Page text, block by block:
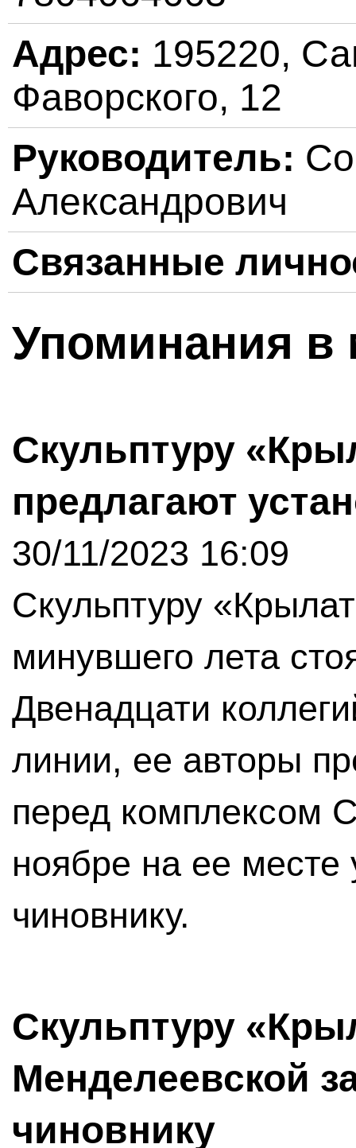
Адрес: 195220,
Фаворского, 12
Руководитель:
Александрович
Связанные
Упоминания в
Скульптуру
предлагают
30/11/2023 16:09
Скульптуру
минувшего лета
Двенадцати
линии, ее авторы
перед комплексом
ноябре на ее месте
чиновнику.
Скульптуру
Менделеевской
чиновнику